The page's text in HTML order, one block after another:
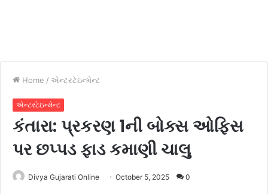
Home / એન્ટરટેઇન્મેન્ટ
એન્ટરટેઇન્મેન્ટ
કંતારા: પ્રકરણ 1ની બોક્સ ઓફિસ
પર છપ્પડ ફાડ કમાણી ચાલુ
Divya Gujarati Online October 5, 2025 0